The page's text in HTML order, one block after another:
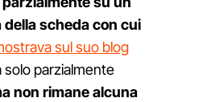
scheda con cui
sul suo blog
solo parzialmente
non rimane alcuna